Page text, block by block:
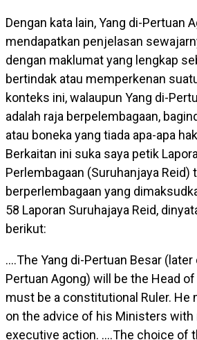
Dengan kata lain, Yang di-Pertuan
mendapatkan penjelasan
dengan maklumat yang lengkap
bertindak atau memperkenan
konteks ini, walaupun Yang di-
adalah raja berpelembagaan,
atau boneka yang tiada apa-apa
Berkaitan ini suka saya petik
Perlembagaan (Suruhanjaya
berperlembagaan yang
58 Laporan Suruhajaya Reid,
berikut:
….The Yang di-Pertuan Besar
Pertuan Agong) will be the Head
must be a constitutional Ruler.
on the advice of his Ministers with
executive action. ….The choice of